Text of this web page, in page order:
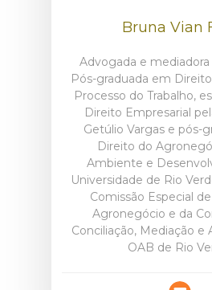
Bruna Vian
Advogada e
Pós-graduada em
Processo do Trabalho,
Direito Empresarial
Getúlio Vargas e pós-
Direito do
Ambiente e
Universidade de Rio
Comissão Especial
Agronegócio e da
Conciliação, Mediação e
OAB de Rio